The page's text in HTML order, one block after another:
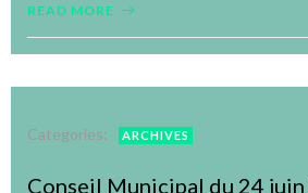
READ MORE
Categories: ARCHIVES
Conseil Municipal du 24